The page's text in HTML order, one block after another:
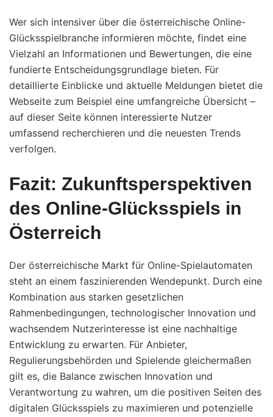
Wer sich intensiver über die österreichische Online-
Glücksspielbranche informieren möchte, findet eine
Vielzahl an Informationen und Bewertungen, die eine
fundierte Entscheidungsgrundlage bieten. Für
detaillierte Einblicke und aktuelle Meldungen bietet die
Webseite zum Beispiel eine umfangreiche Übersicht –
auf dieser Seite können interessierte Nutzer
umfassend recherchieren und die neuesten Trends
verfolgen.
Fazit: Zukunftsperspektiven
des Online-Glücksspiels in
Österreich
Der österreichische Markt für Online-Spielautomaten
steht an einem faszinierenden Wendepunkt. Durch eine
Kombination aus starken gesetzlichen
Rahmenbedingungen, technologischer Innovation und
wachsendem Nutzerinteresse ist eine nachhaltige
Entwicklung zu erwarten. Für Anbieter,
Regulierungsbehörden und Spielende gleichermaßen
gilt es, die Balance zwischen Innovation und
Verantwortung zu wahren, um die positiven Seiten des
digitalen Glücksspiels zu maximieren und potenzielle